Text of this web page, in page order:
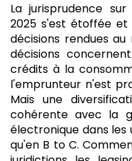
La jurisprudence
2025 s'est étoffée et
décisions rendues
décisions
crédits à la
l'emprunteur n'est
Mais une
cohérente avec la
électronique dans les
qu'en B to C.